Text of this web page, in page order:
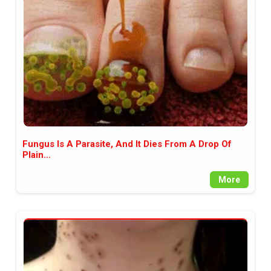
аудитория, затова държим на
прозрачност и коректност от
наша страна. Поднасяме ви
новините такива, каквито са. В
пълния си потенциал.
Fungus Is A Parasite, And It Dies From A Drop Of
Plain...
More